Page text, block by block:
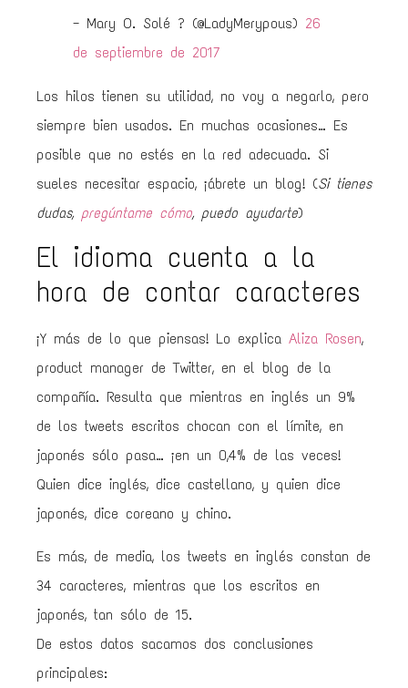
— Mary O. Solé ? (@LadyMerypous) 26
de septiembre de 2017
Los hilos tienen su utilidad, no voy a negarlo, pero
siempre bien usados. En muchas ocasiones… Es
posible que no estés en la red adecuada. Si
sueles necesitar espacio, ¡ábrete un blog! (Si tienes
dudas, pregúntame cómo, puedo ayudarte)
El idioma cuenta a la
hora de contar caracteres
¡Y más de lo que piensas! Lo explica Aliza Rosen,
product manager de Twitter, en el blog de la
compañía. Resulta que mientras en inglés un 9%
de los tweets escritos chocan con el límite, en
japonés sólo pasa… ¡en un 0,4% de las veces!
Quien dice inglés, dice castellano, y quien dice
japonés, dice coreano y chino.
Es más, de media, los tweets en inglés constan de
34 caracteres, mientras que los escritos en
japonés, tan sólo de 15.
De estos datos sacamos dos conclusiones
principales: